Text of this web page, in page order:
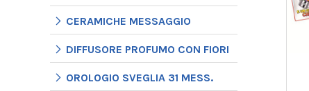
CERAMICHE MESSAGGIO
DIFFUSORE PROFUMO CON FIORI
OROLOGIO SVEGLIA 31 MESS.